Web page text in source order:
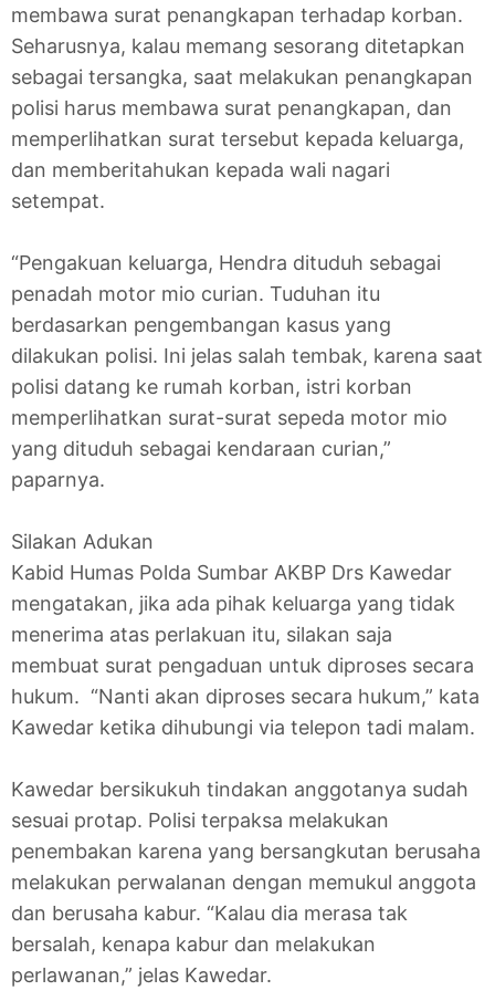
membawa surat penangkapan terhadap korban.
Seharusnya, kalau memang sesorang ditetapkan
sebagai tersangka, saat melakukan penangkapan
polisi harus membawa surat penangkapan, dan
memperlihatkan surat tersebut kepada keluarga,
dan memberitahukan kepada wali nagari
setempat.
“Pengakuan keluarga, Hendra dituduh sebagai
penadah motor mio curian. Tuduhan itu
berdasarkan pengembangan kasus yang
dilakukan polisi. Ini jelas salah tembak, karena saat
polisi datang ke rumah korban, istri korban
memperlihatkan surat-surat sepeda motor mio
yang dituduh sebagai kendaraan curian,”
paparnya.
Silakan Adukan
Kabid Humas Polda Sumbar AKBP Drs Kawedar
mengatakan, jika ada pihak keluarga yang tidak
menerima atas perlakuan itu, silakan saja
membuat surat pengaduan untuk diproses secara
hukum. “Nanti akan diproses secara hukum,” kata
Kawedar ketika dihubungi via telepon tadi malam.
Kawedar bersikukuh tindakan anggotanya sudah
sesuai protap. Polisi terpaksa melakukan
penembakan karena yang bersangkutan berusaha
melakukan perwalanan dengan memukul anggota
dan berusaha kabur. “Kalau dia merasa tak
bersalah, kenapa kabur dan melakukan
perlawanan,” jelas Kawedar.